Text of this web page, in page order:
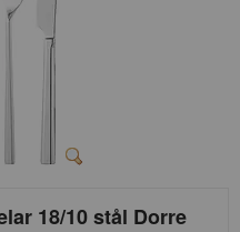
18/10 stål Dorre